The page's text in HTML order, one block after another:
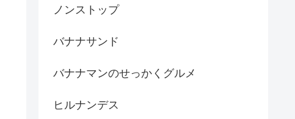
ノンストップ
バナナサンド
バナナマンのせっかくグルメ
ヒルナンデス